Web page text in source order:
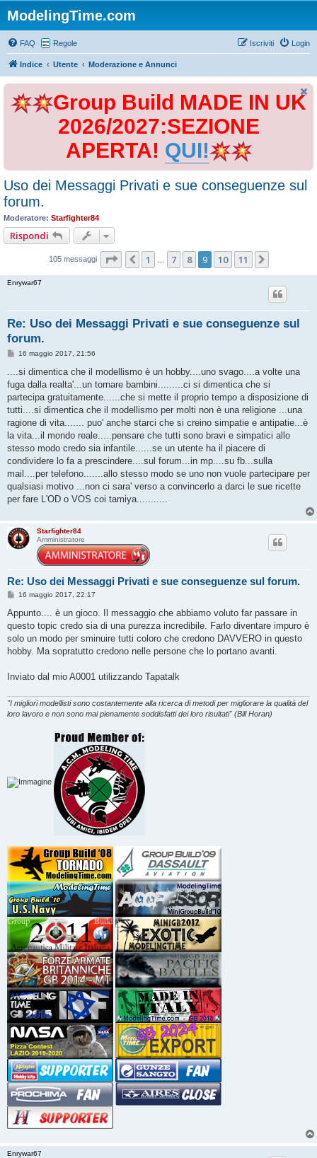
ModelingTime.com
FAQ Regole Login
Iscriviti
Indice Utente Moderazione e Annunci
Group Build MADE IN UK
2026/2027:SEZIONE
APERTA! QUI!
Uso dei Messaggi Privati e sue conseguenze sul
forum.
Moderatore: Starfighter84
Rispondi
105 messaggi Pagina 11
Precedente
1 7 8 9 10 11
Enrywar67
Re: Uso dei Messaggi Privati e sue conseguenze sul
forum.
M
s
a
g
i
o
16 maggio 2017, 21:56
....si dimentica che il modellismo è un hobby....uno svago....a volte una
fuga dalla realta'...un tornare bambini.........ci si dimentica che si
partecipa gratuitamente......che si mette il proprio tempo a disposizione di
tutti....si dimentica che il modellismo per molti non è una religione ...una
ragione di vita....... puo' anche starci che si creino simpatie e antipatie...è
la vita...il mondo reale.....pensare che tutti sono bravi e simpatici allo
stesso modo credo sia infantile......se un utente ha il piacere di
condividere lo fa a prescindere....sul forum...in mp....su fb...sulla
mail....per telefono.......allo stesso modo se uno non vuole partecipare per
qualsiasi motivo ...non ci sara' verso a convincerlo a darci le sue ricette
per fare L'OD o VOS coi tamiya...........
Starfighter84
Amministratore
Re: Uso dei Messaggi Privati e sue conseguenze sul forum.
M
s
s
a
g
i
16 maggio 2017, 22:17
Appunto.... è un gioco. Il messaggio che abbiamo voluto far passare in
questo topic credo sia di una purezza incredibile. Farlo diventare impuro è
solo un modo per sminuire tutti coloro che credono DAVVERO in questo
hobby. Ma sopratutto credono nelle persone che lo portano avanti.
Inviato dal mio A0001 utilizzando Tapatalk
"I migliori modellisti sono costantemente alla ricerca di metodi per migliorare la qualità del
loro lavoro e non sono mai pienamente soddisfatti dei loro risultati" (Bill Horan)
Enrywar67